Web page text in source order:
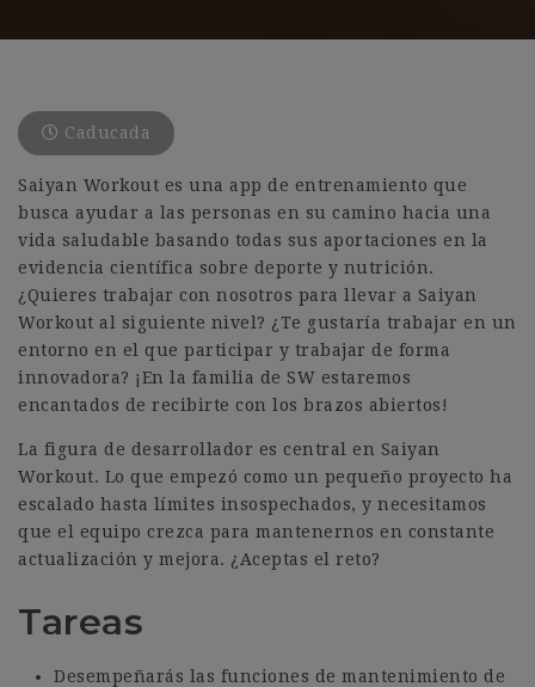
Caducada
Saiyan Workout es una app de entrenamiento que
busca ayudar a las personas en su camino hacia una
vida saludable basando todas sus aportaciones en la
evidencia científica sobre deporte y nutrición.
¿Quieres trabajar con nosotros para llevar a Saiyan
Workout al siguiente nivel? ¿Te gustaría trabajar en un
entorno en el que participar y trabajar de forma
innovadora? ¡En la familia de SW estaremos
encantados de recibirte con los brazos abiertos!
La figura de desarrollador es central en Saiyan
Workout. Lo que empezó como un pequeño proyecto ha
escalado hasta límites insospechados, y necesitamos
que el equipo crezca para mantenernos en constante
actualización y mejora. ¿Aceptas el reto?
Tareas
Desempeñarás las funciones de mantenimiento de